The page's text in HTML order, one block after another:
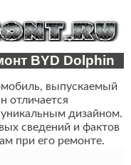
BYD Dolphin
выпускаемый
отличается
дизайном.
сведений и фактов
при его ремонте.